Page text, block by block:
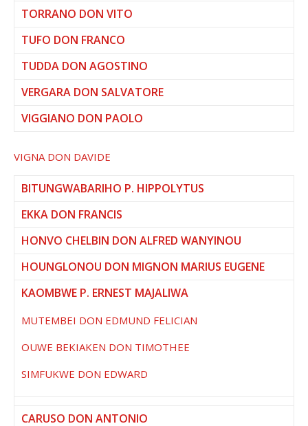
TORRANO DON VITO
TUFO DON FRANCO
TUDDA DON AGOSTINO
VERGARA DON SALVATORE
VIGGIANO DON PAOLO
VIGNA DON DAVIDE
BITUNGWABARIHO P. HIPPOLYTUS
EKKA DON FRANCIS
HONVO CHELBIN DON ALFRED WANYINOU
HOUNGLONOU DON MIGNON MARIUS EUGENE
KAOMBWE P. ERNEST MAJALIWA
MUTEMBEI DON EDMUND FELICIAN
OUWE BEKIAKEN DON TIMOTHEE
SIMFUKWE DON EDWARD
CARUSO DON ANTONIO